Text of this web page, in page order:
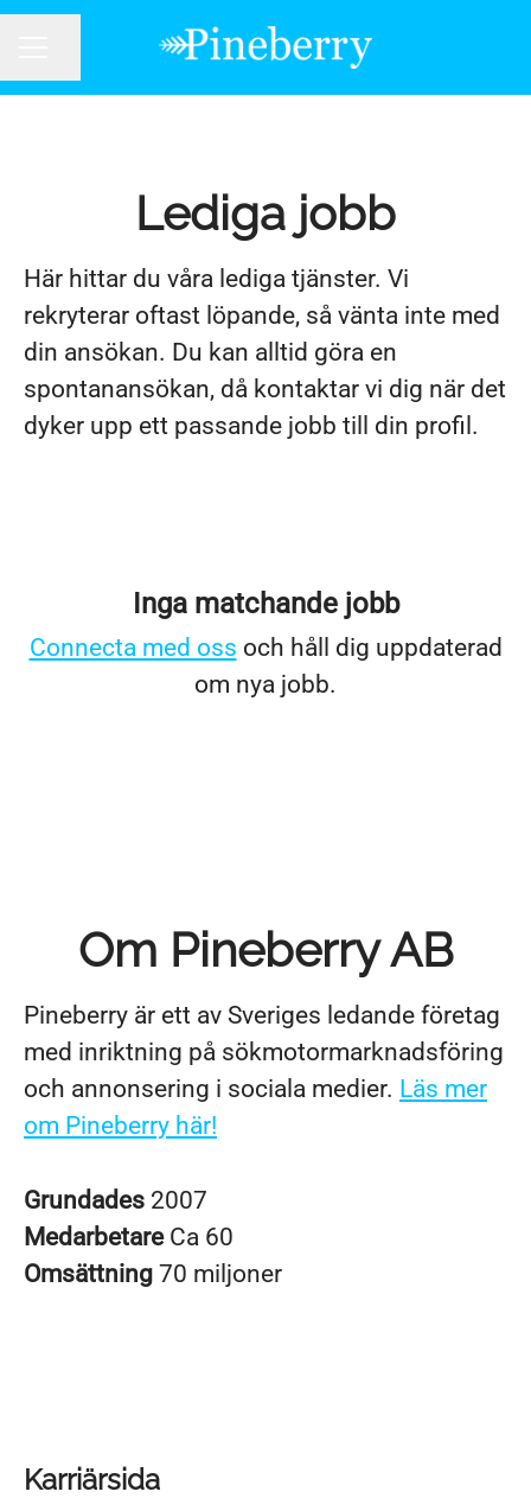
Lediga jobb
Här hittar du våra lediga tjänster. Vi
rekryterar oftast löpande, så vänta inte med
din ansökan. Du kan alltid göra en
spontanansökan, då kontaktar vi dig när det
dyker upp ett passande jobb till din profil.
Inga matchande jobb
Connecta med oss och håll dig uppdaterad
om nya jobb.
Om Pineberry AB
Pineberry är ett av Sveriges ledande företag
med inriktning på sökmotormarknadsföring
och annonsering i sociala medier. Läs mer
om Pineberry här!
Grundades 2007
Medarbetare Ca 60
Omsättning 70 miljoner
Karriärsida